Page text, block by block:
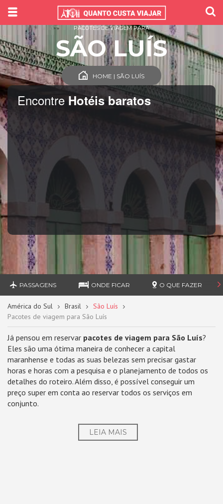
Encontre Hotéis baratos
PACOTES DE VIAGEM PARA
SÃO LUÍS
HOME | SÃO LUÍS
PASSAGENS ONDE FICAR O QUE FAZER
América do Sul Brasil
São Luís
Pacotes de viagem para São Luís
Já pensou em reservar pacotes de viagem para São Luís?
Eles são uma ótima maneira de conhecer a capital
maranhense e todas as suas belezas sem precisar gastar
horas e horas com a pesquisa e o planejamento de todos os
detalhes do roteiro. Além disso, é possível conseguir um
preço super em conta ao reservar todos os serviços em
conjunto.
LEIA MAIS